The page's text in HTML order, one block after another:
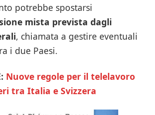
potrebbe spostarsi
mista prevista dagli
, chiamata a gestire eventuali
i due Paesi.
Nuove regole per il telelavoro
tra Italia e Svizzera